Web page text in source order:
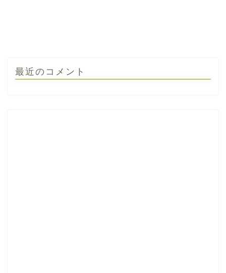
最近のコメント